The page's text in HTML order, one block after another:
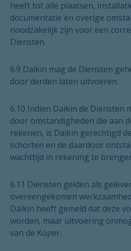
heeft tot alle plaatsen,
documentatie en overige
noodzakelijk zijn voor een
Diensten.
6.9 Daikin mag de Diensten
door derden laten uitvoeren.
6.10 Indien Daikin de Diensten
door omstandigheden die aan
rekenen, is Daikin gerechtigd
schorten en de daardoor
wachttijd in rekening te
6.11 Diensten gelden als
overeengekomen
Daikin heeft gemeld dat deze
worden, maar uitvoering
van de Koper.